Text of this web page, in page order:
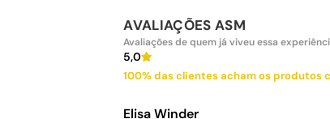
AVALIAÇÕES ASM
Avaliações de quem já viveu essa
5,0
100% das clientes acham os produtos
Elisa Winder